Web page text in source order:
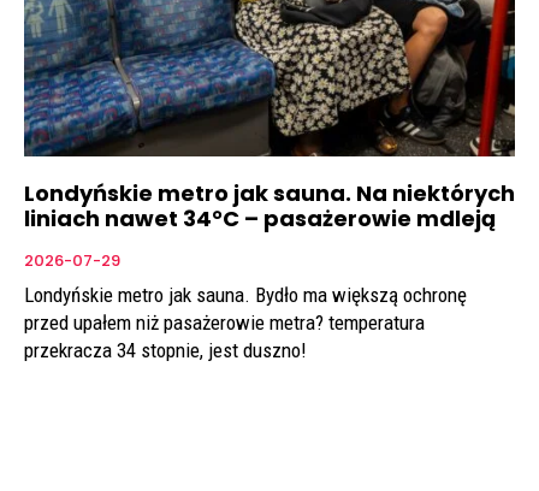
Londyńskie metro jak sauna. Na niektórych
liniach nawet 34°C – pasażerowie mdleją
2026-07-29
Londyńskie metro jak sauna. Bydło ma większą ochronę
przed upałem niż pasażerowie metra? temperatura
przekracza 34 stopnie, jest duszno!